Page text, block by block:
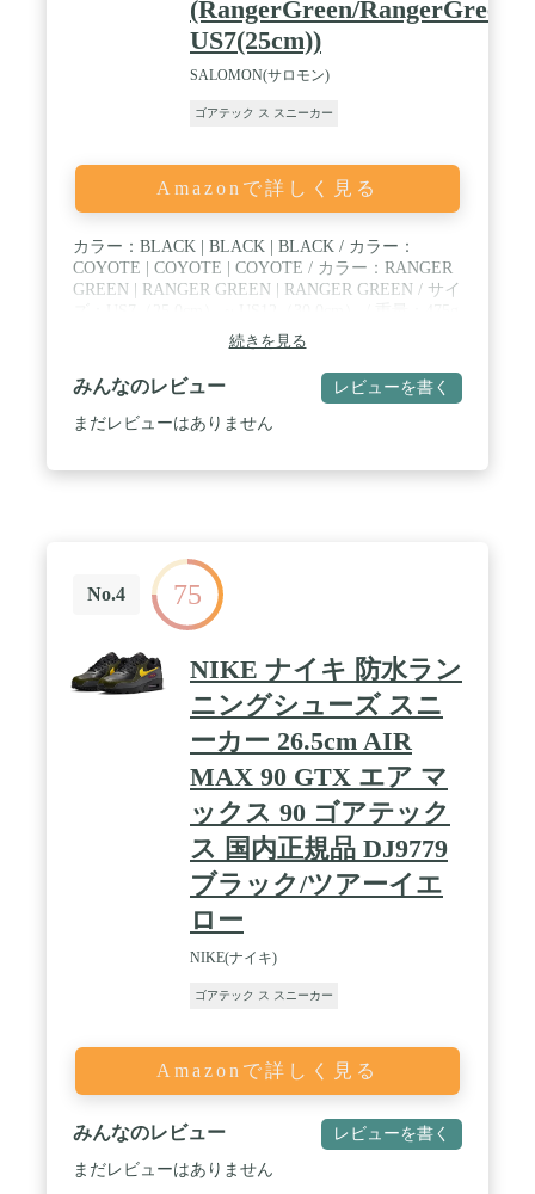
(RangerGreen/RangerGreen/
US7(25cm))
SALOMON(サロモン)
ゴアテック ス スニーカー
Amazonで詳しく見る
カラー：BLACK | BLACK | BLACK / カラー：
COYOTE | COYOTE | COYOTE / カラー：RANGER
GREEN | RANGER GREEN | RANGER GREEN / サイ
続きを見る
みんなのレビュー レビューを書く
まだレビューはありません
No.4 75
NIKE ナイキ 防水ラン
ニングシューズ スニ
ーカー 26.5cm AIR
MAX 90 GTX エア マ
ックス 90 ゴアテック
ス 国内正規品 DJ9779
ブラック/ツアーイエ
ロー
NIKE(ナイキ)
ゴアテック ス スニーカー
Amazonで詳しく見る
みんなのレビュー レビューを書く
まだレビューはありません